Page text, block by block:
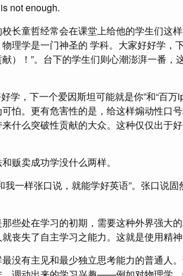
not enough.
长童哲经常会在课堂上给他的学生们这
物理学是一门神圣的 学科。大家好好学，
）！”。台下的学生们则心潮澎湃一番，
学，下一个爱因斯坦可能就是你”和“百
怕。更有危害性的是，给这样煽动性口
什么突破性贡献的大众。这种仅仅出于
贩卖成功学没什么两样。
我一样张口说，就能学好英语”。张口说
些处在学习的初期，需要这种外界强大
丧失了自主学习之能力。这就是使用精神
没有主见和最少独立思考能力的普通人